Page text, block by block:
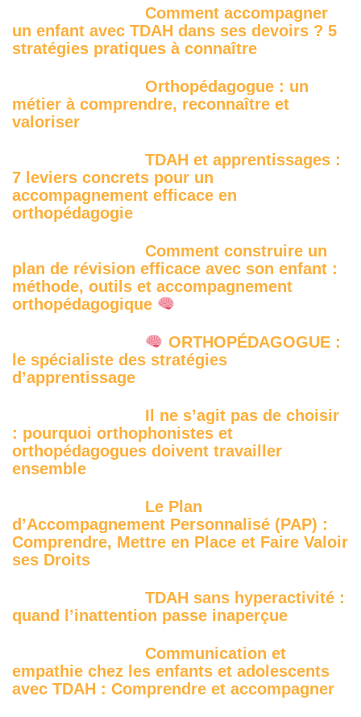
Comment accompagner
un enfant avec TDAH dans ses devoirs ? 5
stratégies pratiques à connaître
Orthopédagogue : un
métier à comprendre, reconnaître et
valoriser
TDAH et apprentissages :
7 leviers concrets pour un
accompagnement efficace en
orthopédagogie
Comment construire un
plan de révision efficace avec son enfant :
méthode, outils et accompagnement
orthopédagogique
ORTHOPÉDAGOGUE :
le spécialiste des stratégies
d’apprentissage
Il ne s’agit pas de choisir
: pourquoi orthophonistes et
orthopédagogues doivent travailler
ensemble
Le Plan
d’Accompagnement Personnalisé (PAP) :
Comprendre, Mettre en Place et Faire Valoir
ses Droits
TDAH sans hyperactivité :
quand l’inattention passe inaperçue
Communication et
empathie chez les enfants et adolescents
avec TDAH : Comprendre et accompagner